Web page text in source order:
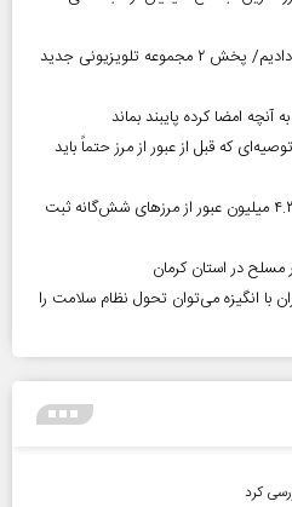
هنرمند منحصر‌به‌فردی را از دست دادیم/ پخش ۲ مجموعه تلویزیونی جدید
آنچه امضا کرده پایبند بماند
بازگشت زائران اربعین آغاز شد؛ ۱۰ توصیه‌ای که قبل از عبور از مرز حتماً باید
رکورد تردد زائران اربعین؛ بیش از ۴.۳ میلیون عبور از مرزهای شش‌گانه ثبت
با انگیزه می‌توان تحول نظام سلامت را
کرد